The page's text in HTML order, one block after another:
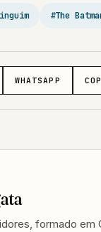
#The
WHATSAPP
formado em